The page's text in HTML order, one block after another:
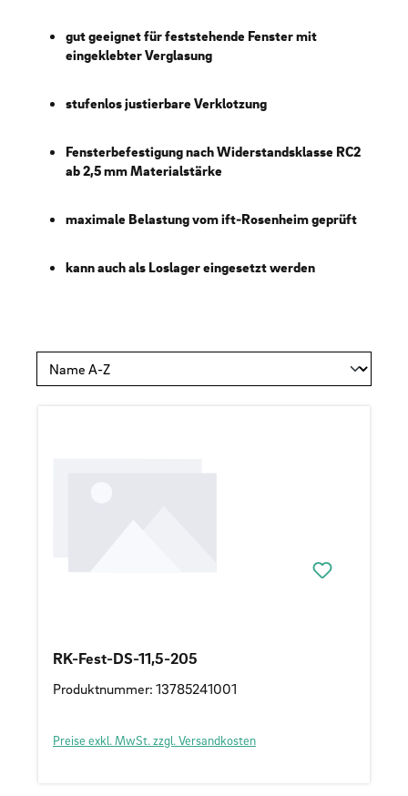
gut geeignet für feststehende Fenster mit
eingeklebter Verglasung
stufenlos justierbare Verklotzung
Fensterbefestigung nach Widerstandsklasse RC2
ab 2,5 mm Materialstärke
maximale Belastung vom ift-Rosenheim geprüft
kann auch als Loslager eingesetzt werden
RK-Fest-DS-11,5-205
Produktnummer: 13785241001
Preise exkl. MwSt. zzgl. Versandkosten